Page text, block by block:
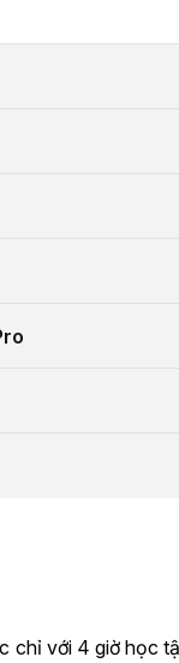
chỉ với 4 giờ học